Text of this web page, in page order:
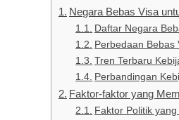
Negara Bebas Visa
Daftar Negara
Perbedaan Bebas
Tren Terbaru
Perbandingan
Faktor-faktor yang
Faktor Politik